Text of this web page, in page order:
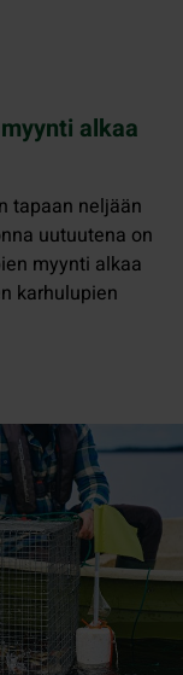
alkaa
tapaan neljään
uutuutena on
myynti alkaa
karhulupien